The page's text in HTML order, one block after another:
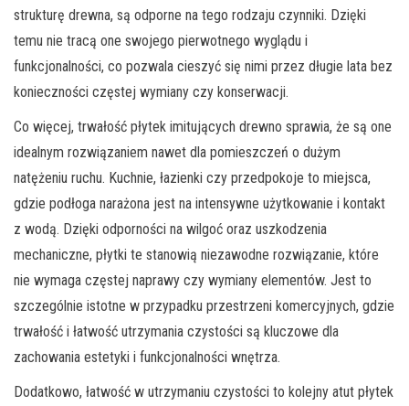
strukturę drewna, są odporne na tego rodzaju czynniki. Dzięki
temu nie tracą one swojego pierwotnego wyglądu i
funkcjonalności, co pozwala cieszyć się nimi przez długie lata bez
konieczności częstej wymiany czy konserwacji.
Co więcej, trwałość płytek imitujących drewno sprawia, że są one
idealnym rozwiązaniem nawet dla pomieszczeń o dużym
natężeniu ruchu. Kuchnie, łazienki czy przedpokoje to miejsca,
gdzie podłoga narażona jest na intensywne użytkowanie i kontakt
z wodą. Dzięki odporności na wilgoć oraz uszkodzenia
mechaniczne, płytki te stanowią niezawodne rozwiązanie, które
nie wymaga częstej naprawy czy wymiany elementów. Jest to
szczególnie istotne w przypadku przestrzeni komercyjnych, gdzie
trwałość i łatwość utrzymania czystości są kluczowe dla
zachowania estetyki i funkcjonalności wnętrza.
Dodatkowo, łatwość w utrzymaniu czystości to kolejny atut płytek